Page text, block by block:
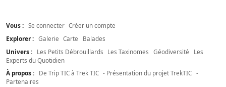
Vous : Se connecter Créer un compte
Explorer : Galerie Carte
Balades
Univers :
Les Petits Débrouillards Les Taxinomes Géodiversité
Les
Experts du Quotidien
À propos :
De Trip TIC à Trek TIC - Présentation du projet TrekTIC -
Partenaires